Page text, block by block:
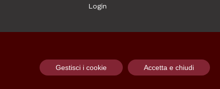
Login
Gestisci i cookie Accetta e chiudi